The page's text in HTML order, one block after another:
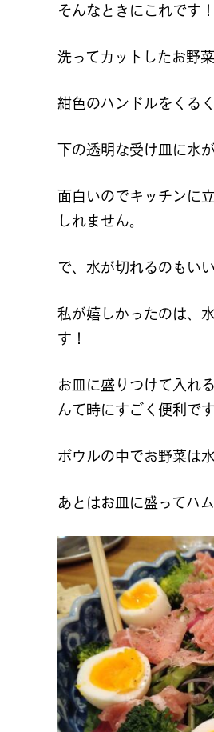
そんなときにこれです！
洗ってカットしたお野
紺色のハンドルをくる
下の透明な受け皿に水
面白いのでキッチンに
しれません。
で、水が切れるのもい
私が嬉しかったのは、
す！
お皿に盛りつけて入れ
んて時にすごく便利で
ボウルの中でお野菜は
あとはお皿に盛ってハ